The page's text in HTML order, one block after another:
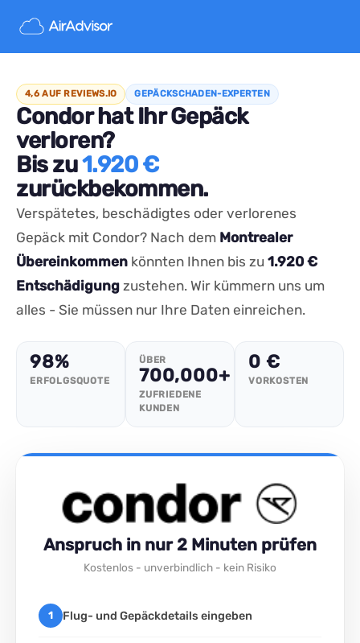
4,6 AUF REVIEWS.IO GEPÄCKSCHADEN-EXPERTEN
Condor hat Ihr Gepäck
verloren?
Bis zu1.920 €
zurückbekommen.
Verspätetes, beschädigtes oder verlorenes
Gepäck mit Condor? Nach dem Montrealer
Übereinkommen könnten Ihnen bis zu 1.920 €
Entschädigung zustehen. Wir kümmern uns um
alles - Sie müssen nur Ihre Daten einreichen.
98%
ERFOLGSQUOTE
ÜBER
700,000+
ZUFRIEDENE
KUNDEN
0 €
VORKOSTEN
Anspruch in nur 2 Minuten prüfen
Kostenlos - unverbindlich - kein Risiko
1 Flug- und Gepäckdetails eingeben